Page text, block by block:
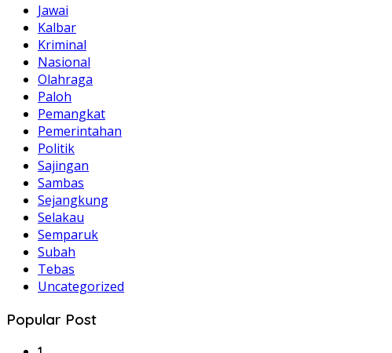
Jawai
Kalbar
Kriminal
Nasional
Olahraga
Paloh
Pemangkat
Pemerintahan
Politik
Sajingan
Sambas
Sejangkung
Selakau
Semparuk
Subah
Tebas
Uncategorized
Popular Post